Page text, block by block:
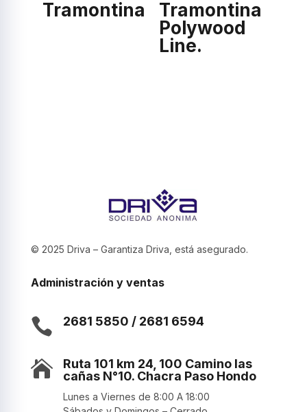
Tramontina
Tramontina
Polywood
Line.
© 2025 Driva – Garantiza Driva, está asegurado.
Administración y ventas
 2681 5850 / 2681 6594

Ruta 101 km 24, 100 Camino las
cañas N°10. Chacra Paso Hondo
Lunes a Viernes de 8:00 A 18:00